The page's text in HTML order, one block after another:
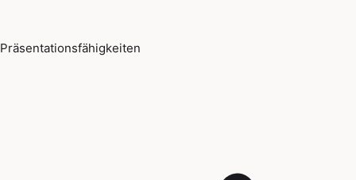
Präsentationsfähigkeiten